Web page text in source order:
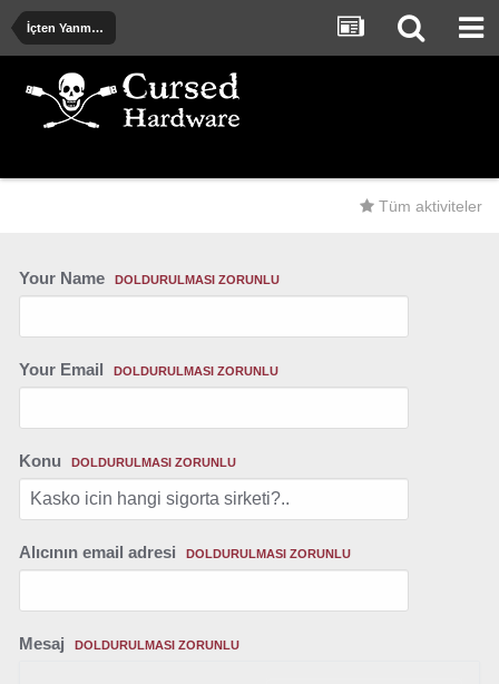
İçten Yanmalı ve Elektrik Motorlu Araçlar
Tüm aktiviteler
Your Name DOLDURULMASI ZORUNLU
Your Email DOLDURULMASI ZORUNLU
Konu DOLDURULMASI ZORUNLU
Alıcının email adresi DOLDURULMASI ZORUNLU
Mesaj DOLDURULMASI ZORUNLU